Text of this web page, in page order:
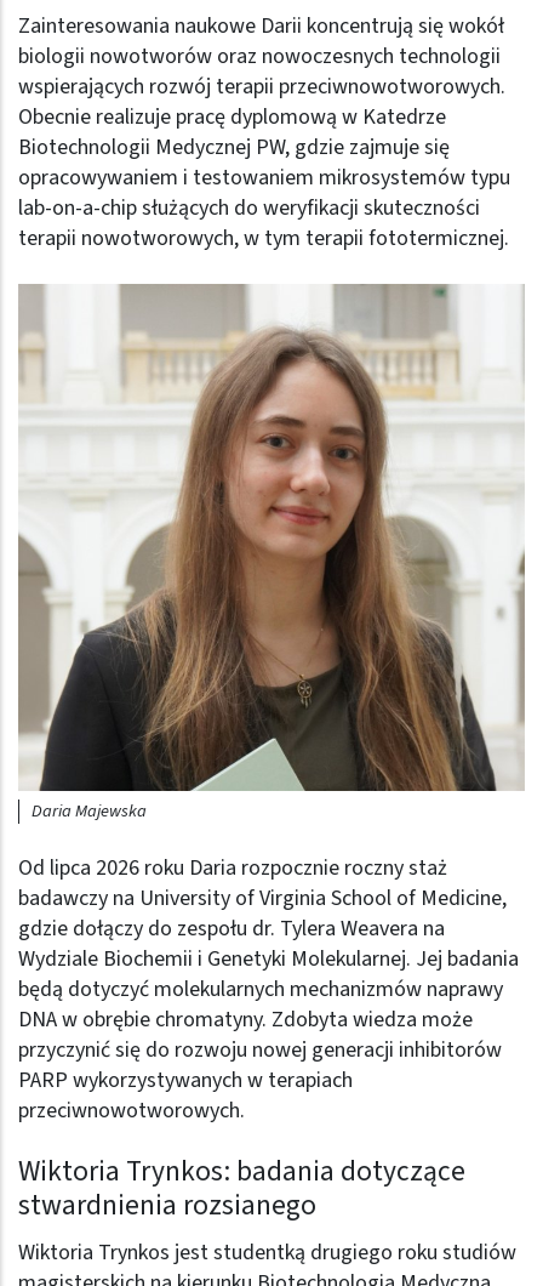
Zainteresowania naukowe Darii koncentrują się wokół
biologii nowotworów oraz nowoczesnych technologii
wspierających rozwój terapii przeciwnowotworowych.
Obecnie realizuje pracę dyplomową w Katedrze
Biotechnologii Medycznej PW, gdzie zajmuje się
opracowywaniem i testowaniem mikrosystemów typu
lab-on-a-chip służących do weryfikacji skuteczności
terapii nowotworowych, w tym terapii fototermicznej.
Daria Majewska
Od lipca 2026 roku Daria rozpocznie roczny staż
badawczy na University of Virginia School of Medicine,
gdzie dołączy do zespołu dr. Tylera Weavera na
Wydziale Biochemii i Genetyki Molekularnej. Jej badania
będą dotyczyć molekularnych mechanizmów naprawy
DNA w obrębie chromatyny. Zdobyta wiedza może
przyczynić się do rozwoju nowej generacji inhibitorów
PARP wykorzystywanych w terapiach
przeciwnowotworowych.
Wiktoria Trynkos: badania dotyczące
stwardnienia rozsianego
Wiktoria Trynkos jest studentką drugiego roku studiów